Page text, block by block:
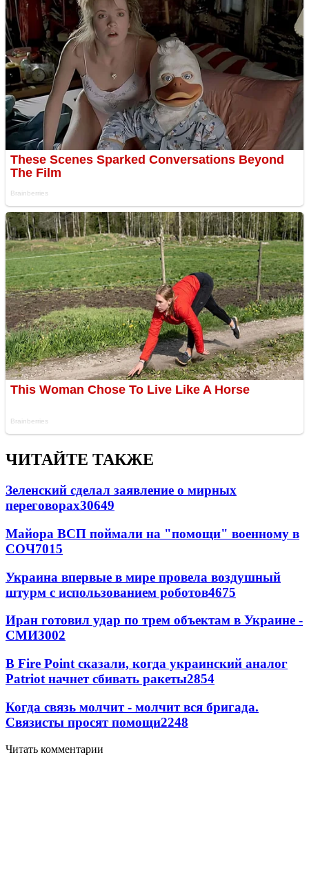
ЧИТАЙТЕ ТАКЖЕ
Зеленский сделал заявление о мирных
переговорах30649
Майора ВСП поймали на "помощи" военному в
СОЧ7015
Украина впервые в мире провела воздушный
штурм с использованием роботов4675
Иран готовил удар по трем объектам в Украине -
СМИ3002
В Fire Point сказали, когда украинский аналог
Patriot начнет сбивать ракеты2854
Когда связь молчит - молчит вся бригада.
Связисты просят помощи2248
Читать комментарии